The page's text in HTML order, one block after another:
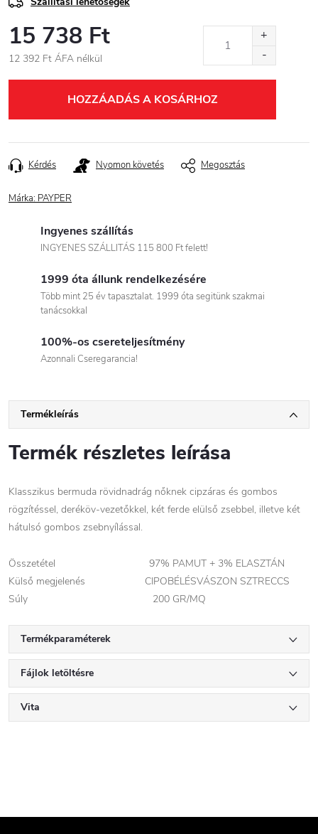
15 738 Ft
12 392 Ft ÁFA nélkül
HOZZÁADÁS A KOSÁRHOZ
Kérdés Nyomon követés Megosztás
Márka: PAYPER
Ingyenes szállítás
INGYENES SZÁLLITÁS 115 800 Ft felett!
1999 óta állunk rendelkezésére
Több mint 25 év tapasztalat. 1999 óta segitünk szakmai
tanácsokkal
100%-os csereteljesítmény
Azonnali Cseregarancia!
Termékleírás
Termék részletes leírása
Klasszikus bermuda rövidnadrág nőknek cipzáras és gombos
rögzítéssel, deréköv-vezetőkkel, két ferde elülső zsebbel, illetve két
hátulsó gombos zsebnyílással.
Összetétel 97% PAMUT + 3% ELASZTÁN
Külső megjelenés CIPOBÉLÉSVÁSZON SZTRECCS
Súly 200 GR/MQ
Termékparaméterek
Fájlok letöltésre
Vita